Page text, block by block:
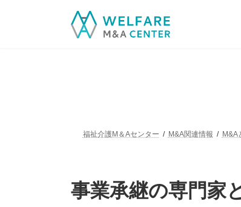
福祉介護M＆Aセンター M&A関連情報 M&A
事業承継の専門家